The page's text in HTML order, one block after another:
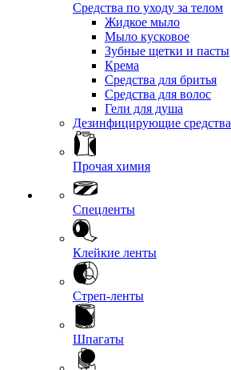
Средства по уходу за телом
Жидкое мыло
Мыло кусковое
Зубные щетки и пасты
Крема
Средства для бритья
Средства для волос
Гели для душа
Дезинфицирующие средства
Прочая химия
Спецленты
Клейкие ленты
Стреп-ленты
Шпагаты